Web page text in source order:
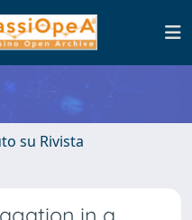
su Rivista